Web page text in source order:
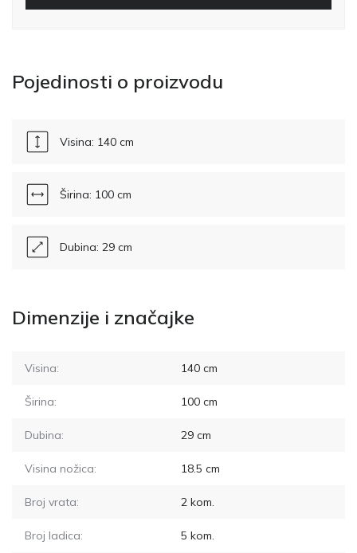
Pojedinosti o proizvodu
Visina: 140 cm
Širina: 100 cm
Dubina: 29 cm
Dimenzije i značajke
Visina: 140cm
Širina: 100cm
Dubina: 29cm
Visina nožica: 18.5 cm
Broj vrata: 2kom.
Broj ladica: 5 kom.